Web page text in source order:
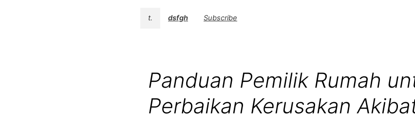
t. dsfgh Subscribe
Panduan Pemilik Rumah
Perbaikan Kerusakan